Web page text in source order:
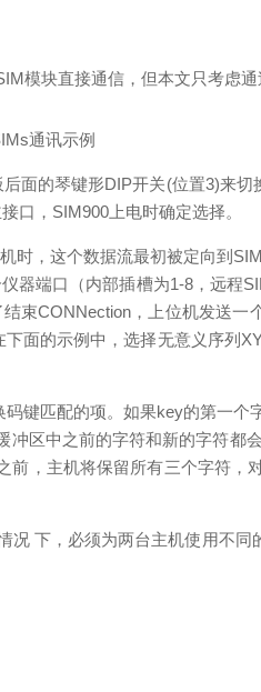
模块直接通信，但本文只考虑通
面的琴键形DIP开关(位置3)来
口，SIM900上电时确定选择。
时，这个数据流最初被定向到
端口（内部插槽为1-8，远程
CONNection，上位机发送
面的示例中，选择无意义序列
键匹配的项。如果key的第一
区中之前的字符和新的字符都
，主机将保留所有三个字符
下，必须为两台主机使用不